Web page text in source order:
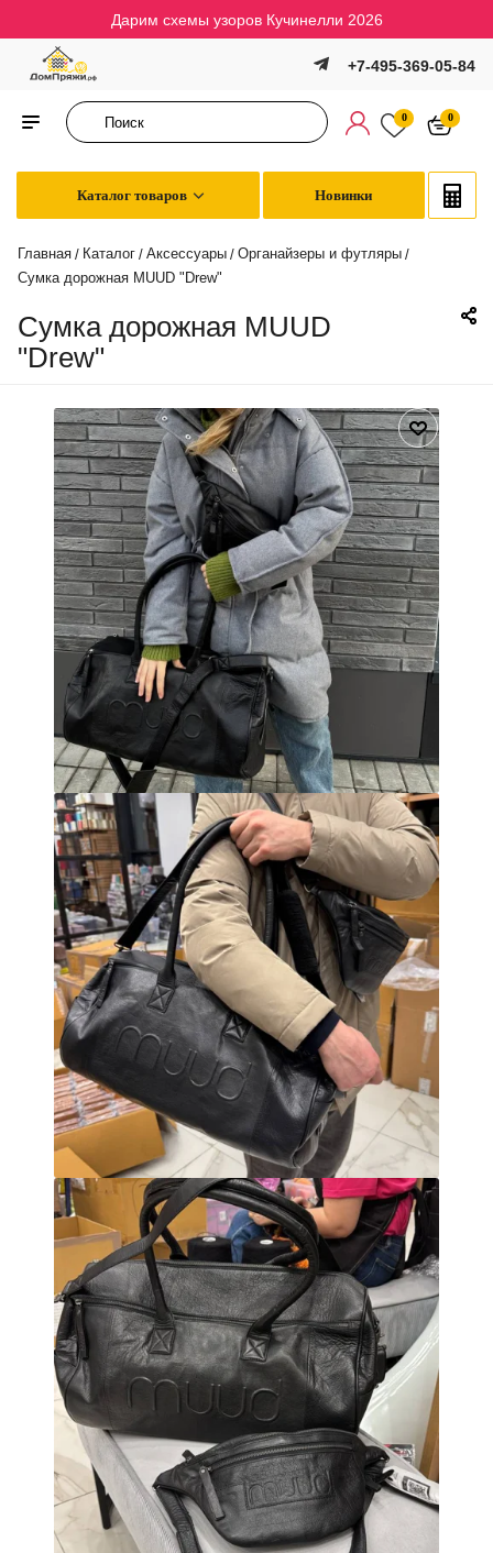
Дарим схемы узоров Кучинелли 2026
+7-495-369-05-84
0 0
Каталог товаров Новинки
Главная / Каталог / Аксессуары / Органайзеры и футляры /
Сумка дорожная MUUD "Drew"
Сумка дорожная MUUD
"Drew"